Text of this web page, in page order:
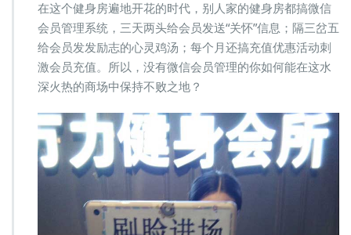
要
搞
微
信
会
员
理
系
统
吗？
在这个健身房遍地开花的时代，别人家的健身房都搞微信
会员管理系统，三天两头给会员发送“关怀”信息；隔三岔五
给会员发发励志的心灵鸡汤；每个月还搞充值优惠活动刺
激会员充值。所以，没有微信会员管理的你如何能在这水
深火热的商场中保持不败之地？